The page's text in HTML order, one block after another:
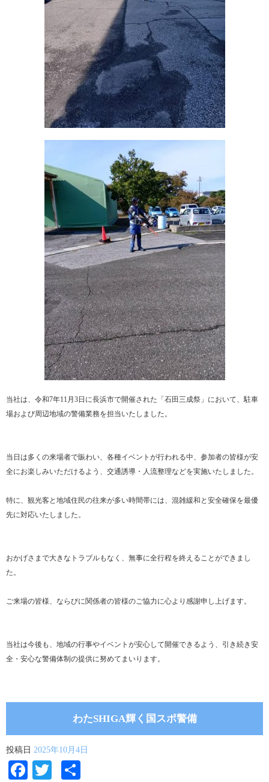
当社は、令和7年11月3日に長浜市で開催された「石田三成祭」において、駐車
場および周辺地域の警備業務を担当いたしました。
当日は多くの来場者で賑わい、各種イベントが行われる中、参加者の皆様が安
全にお楽しみいただけるよう、交通誘導・人流整理などを実施いたしました。
特に、観光客と地域住民の往来が多い時間帯には、混雑緩和と安全確保を最優
先に対応いたしました。
おかげさまで大きなトラブルもなく、無事に全行程を終えることができまし
た。
ご来場の皆様、ならびに関係者の皆様のご協力に心より感謝申し上げます。
当社は今後も、地域の行事やイベントが安心して開催できるよう、引き続き安
全・安心な警備体制の提供に努めてまいります。
わたSHIGA輝く国スポ警備
投稿日 2025年10月4日
Facebook
Twitter